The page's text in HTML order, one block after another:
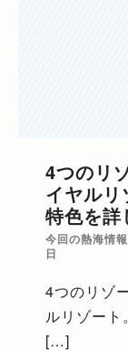
4つのリ
イヤル
特色を詳
今回の熱海情
日
4つのリゾ
ルリゾー
[…]